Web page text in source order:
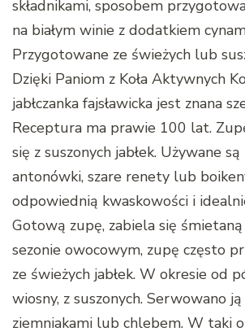
składnikami, sposobem
na białym winie z dodatkiem
Przygotowane ze świeżych lub
Dzięki Paniom z Koła Aktywnych
jabłczanka fajsławicka jest znana
Receptura ma prawie 100 lat.
się z suszonych jabłek. Używane są
antonówki, szare renety lub
odpowiednią kwaskowości i
Gotową zupę, zabiela się
sezonie owocowym, zupę często
ze świeżych jabłek. W okresie od
wiosny, z suszonych. Serwowano
ziemniakami lub chlebem. W taki